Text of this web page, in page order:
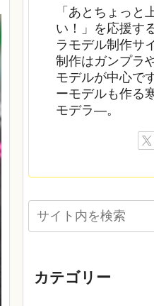
「あとちょっと
い！」を応援す
ラモデル制作サ
制作はガンプラ
モデルが中心で
ーモデルも作る
モデラ―。
カテゴリー